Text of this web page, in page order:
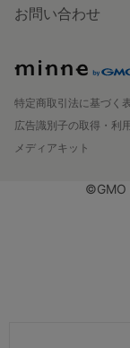
お問い合わせ
特定商取引法に基づく
広告識別子の取得・利用
メディアキット
©GMO